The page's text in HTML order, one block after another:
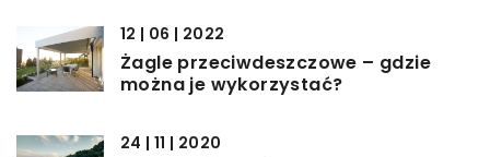
12 | 06 | 2022
Żagle przeciwdeszczowe – gdzie
można je wykorzystać?
24 | 11 | 2020